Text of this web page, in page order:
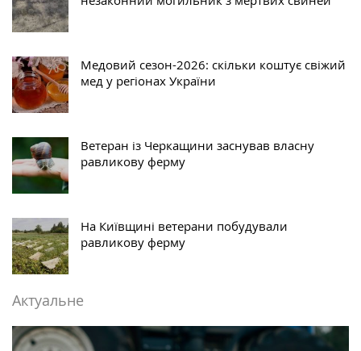
Медовий сезон-2026: скільки коштує свіжий
мед у регіонах України
Ветеран із Черкащини заснував власну
равликову ферму
На Київщині ветерани побудували
равликову ферму
Актуальне